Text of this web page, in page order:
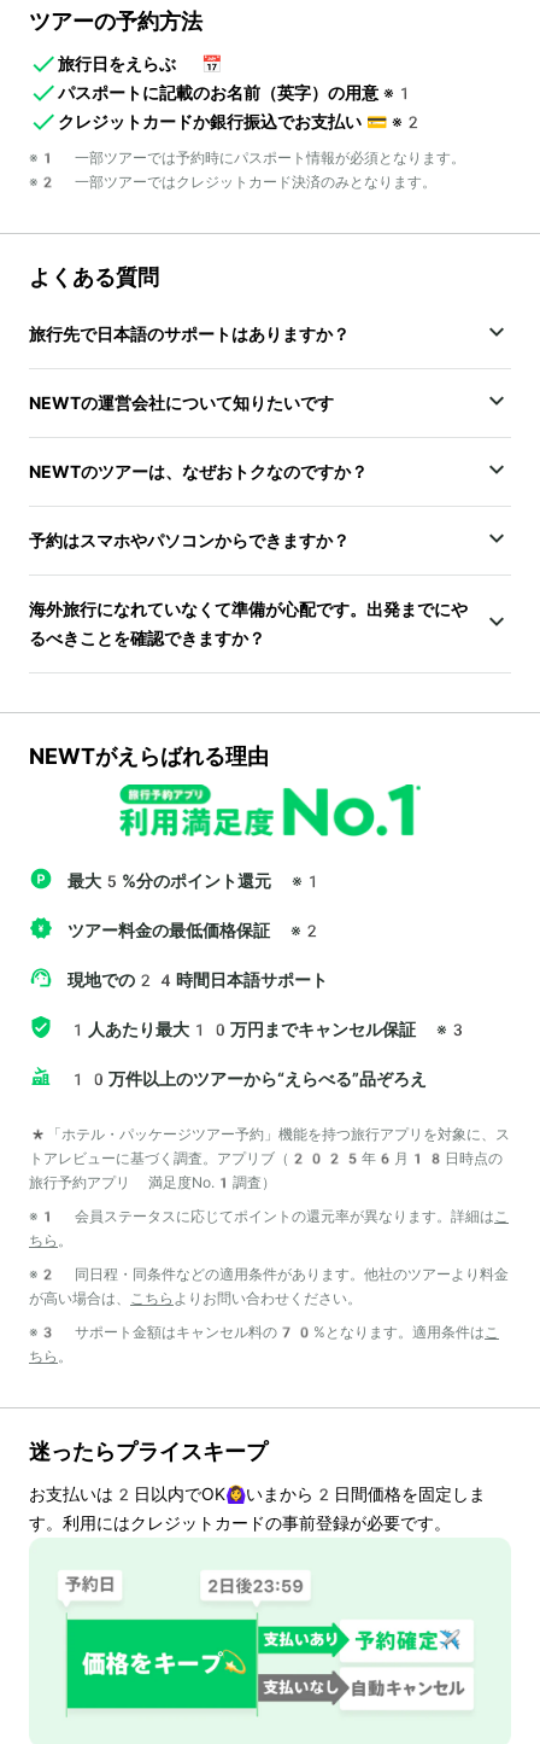
ツアーの予約方法
旅行日をえらぶ
📅
パスポートに記載のお名前（英字）の用意 ※1
クレジットカードか銀行振込でお支払い 💳 ※2
※1 一部ツアーでは予約時にパスポート情報が必須となります。
※2 一部ツアーではクレジットカード決済のみとなります。
よくある質問
旅行先で日本語のサポートはありますか？
NEWTの運営会社について知りたいです
NEWTのツアーは、なぜおトクなのですか？
予約はスマホやパソコンからできますか？
海外旅行になれていなくて準備が心配です。出発までにや
るべきことを確認できますか？
NEWTがえらばれる理由
最大5%分のポイント還元 ※1
ツアー料金の最低価格保証 ※2
現地での24時間日本語サポート
1人あたり最大10万円までキャンセル保証 ※3
10万件以上のツアーから“えらべる”品ぞろえ
*「ホテル・パッケージツアー予約」機能を持つ旅行アプリを対象に、ス
トアレビューに基づく調査。アプリブ（2025年6月18日時点の
旅行予約アプリ 満足度No.1調査）
※1 会員ステータスに応じてポイントの還元率が異なります。詳細はこ
ちら 。
※2 同日程・同条件などの適用条件があります。他社のツアーより料金
が高い場合は、 こちら よりお問い合わせください。
※3 サポート金額はキャンセル料の70%となります。適用条件はこ
ちら 。
迷ったらプライスキープ
お支払いは 2 日以内でOK🙆‍♀️いまから 2 日間価格を固定しま
す。利用にはクレジットカードの事前登録が必要です。